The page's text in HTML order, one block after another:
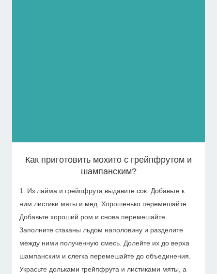
Как приготовить мохито с грейпфрутом и
шампанским?
1. Из лайма и грейпфрута выдавите сок. Добавьте к
ним листики мяты и мед. Хорошенько перемешайте.
Добавьте хороший ром и снова перемешайте.
Заполните стаканы льдом наполовину и разделите
между ними полученную смесь. Долейте их до верха
шампанским и слегка перемешайте до объединения.
Украсьте дольками грейпфрута и листиками мяты, а